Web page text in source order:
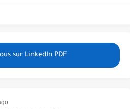
sur LinkedIn PDF